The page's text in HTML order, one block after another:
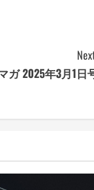
ガ 2025年3月1日